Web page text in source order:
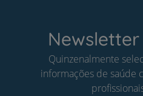
Newsletter
Quinzenalmente
informações de saúde